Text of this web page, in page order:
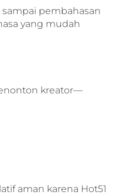
pembahasan
yang mudah
kreator—
aman karena Hot51